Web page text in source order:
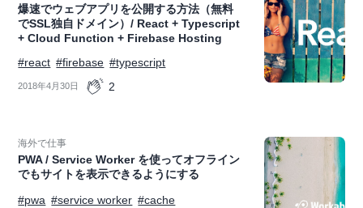
爆速でウェブアプリを公開する方法（無料
でSSL独自ドメイン）/ React + Typescript
+ Cloud Function + Firebase Hosting
#react #firebase #typescript
2018年4月30日 2
海外で仕事
PWA / Service Worker を使ってオフライン
でもサイトを表示できるようにする
#pwa #service worker #cache